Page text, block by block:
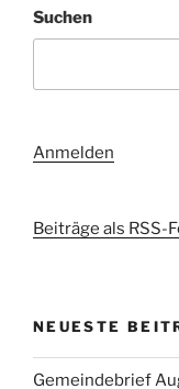
Suchen
Anmelden
Beiträge als RSS-
NEUESTE
Gemeindebrief